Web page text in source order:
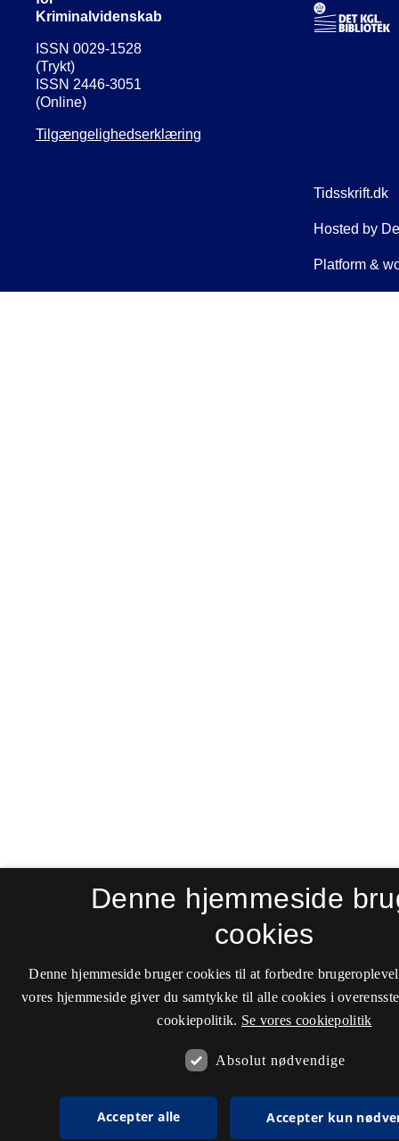
Kriminalvidenskab
ISSN 0029-1528
(Trykt)
ISSN 2446-3051
(Online)
Tilgængelighedserklæring
Denne hjemmeside
cookies
Denne hjemmeside bruger cookies til at forbedre
vores hjemmeside giver du samtykke til alle cookies i
cookiepolitik. Se vores cookiepolitik
Absolut nødvendige
Accepter alle Accepter kun